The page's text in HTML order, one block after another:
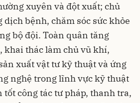
xuyên và đột xuất; chủ
dịch bệnh, chăm sóc sức khỏe
bộ đội. Toàn quân tăng
khai thác làm chủ vũ khí,
xuất vật tư kỹ thuật và ứng
nghệ trong lĩnh vực kỹ thuật
tốt công tác tư pháp, thanh tra,